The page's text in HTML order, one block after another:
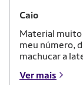
Caio
Material muito
meu número,
machucar a
Ver mais